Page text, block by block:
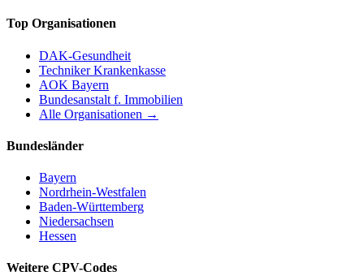
Top Organisationen
DAK-Gesundheit
Techniker Krankenkasse
AOK Bayern
Bundesanstalt f. Immobilien
Alle Organisationen →
Bundesländer
Bayern
Nordrhein-Westfalen
Baden-Württemberg
Niedersachsen
Hessen
Weitere CPV-Codes